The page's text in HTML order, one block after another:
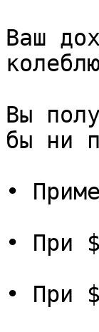
Ваш
Вы
бы ни
•
• При
• При